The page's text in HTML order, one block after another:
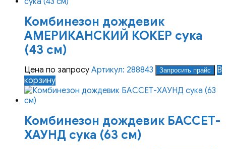
Комбинезон дождевик
АМЕРИКАНСКИЙ КОКЕР сука
(43 см)
Цена по запросу Артикул: 288843 Запросить прайс
В
корзину
Комбинезон дождевик БАССЕТ-
ХАУНД сука (63 см)